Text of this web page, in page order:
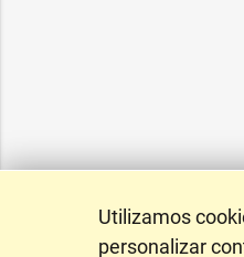
Utilizamos
personalizar